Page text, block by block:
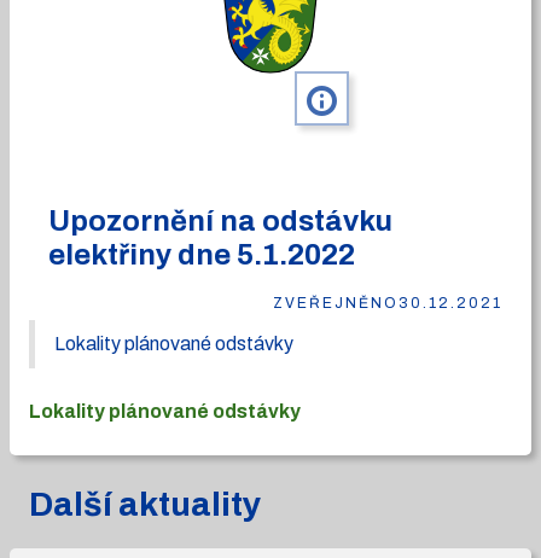
info
Upozornění na odstávku
elektřiny dne 5.1.2022
ZVEŘEJNĚNO 30.12.2021
Lokality plánované odstávky
Lokality plánované odstávky
Další aktuality